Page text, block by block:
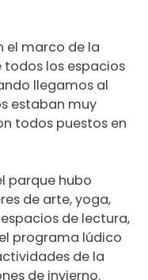
el marco de la
los espacios
llegamos al
estaban muy
todos puestos en
parque hubo
de arte, yoga,
de lectura,
programa lúdico
de la
de invierno.